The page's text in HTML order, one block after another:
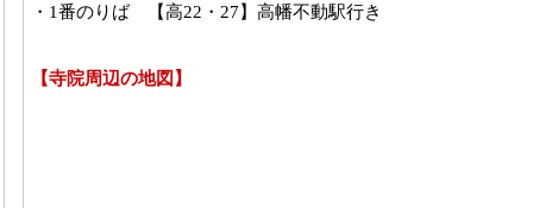
・1番のりば 【高22・27】高幡不動駅行き
【寺院周辺の地図】